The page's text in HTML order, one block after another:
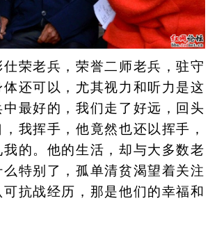
老兵，荣誉二师老兵，驻守
还可以，尤其视力和听力是这
最好的，我们走了好远，回头
我挥手，他竟然也还以挥手，
的。他的生活，却与大多数老
特别了，孤单清贫渴望着关注
抗战经历，那是他们的幸福和